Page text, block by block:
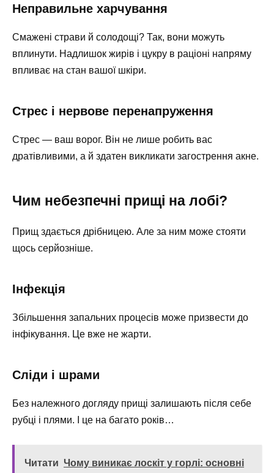
Неправильне харчування
Смажені страви й солодощі? Так, вони можуть
вплинути. Надлишок жирів і цукру в раціоні напряму
впливає на стан вашої шкіри.
Стрес і нервове перенапруження
Стрес — ваш ворог. Він не лише робить вас
дратівливими, а й здатен викликати загострення акне.
Чим небезпечні прищі на лобі?
Прищ здається дрібницею. Але за ним може стояти
щось серйозніше.
Інфекція
Збільшення запальних процесів може призвести до
інфікування. Це вже не жарти.
Сліди і шрами
Без належного догляду прищі залишають після себе
рубці і плями. І це на багато років…
Читати Чому виникає лоскіт у горлі: основні